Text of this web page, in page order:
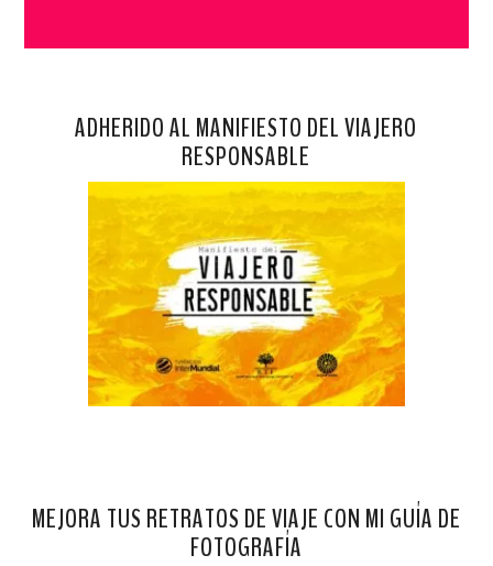
ADHERIDO AL MANIFIESTO DEL VIAJERO
RESPONSABLE
MEJORA TUS RETRATOS DE VIAJE CON MI GUÍA DE
FOTOGRAFÍA